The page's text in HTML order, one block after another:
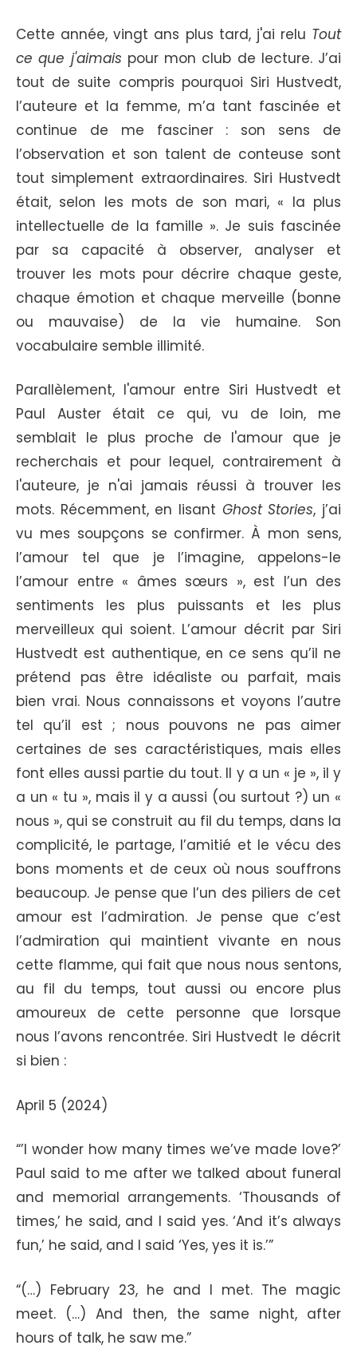
Cette année, vingt ans plus tard, j'ai relu Tout
ce que j'aimais pour mon club de lecture. J’ai
tout de suite compris pourquoi Siri Hustvedt,
l’auteure et la femme, m’a tant fascinée et
continue de me fasciner : son sens de
l’observation et son talent de conteuse sont
tout simplement extraordinaires. Siri Hustvedt
était, selon les mots de son mari, « la plus
intellectuelle de la famille ». Je suis fascinée
par sa capacité à observer, analyser et
trouver les mots pour décrire chaque geste,
chaque émotion et chaque merveille (bonne
ou mauvaise) de la vie humaine. Son
vocabulaire semble illimité.
Parallèlement, l'amour entre Siri Hustvedt et
Paul Auster était ce qui, vu de loin, me
semblait le plus proche de l'amour que je
recherchais et pour lequel, contrairement à
l'auteure, je n'ai jamais réussi à trouver les
mots. Récemment, en lisant Ghost Stories, j’ai
vu mes soupçons se confirmer. À mon sens,
l’amour tel que je l’imagine, appelons-le
l’amour entre « âmes sœurs », est l’un des
sentiments les plus puissants et les plus
merveilleux qui soient. L’amour décrit par Siri
Hustvedt est authentique, en ce sens qu’il ne
prétend pas être idéaliste ou parfait, mais
bien vrai. Nous connaissons et voyons l’autre
tel qu’il est ; nous pouvons ne pas aimer
certaines de ses caractéristiques, mais elles
font elles aussi partie du tout. Il y a un « je », il y
a un « tu », mais il y a aussi (ou surtout ?) un «
nous », qui se construit au fil du temps, dans la
complicité, le partage, l’amitié et le vécu des
bons moments et de ceux où nous souffrons
beaucoup. Je pense que l’un des piliers de cet
amour est l’admiration. Je pense que c’est
l’admiration qui maintient vivante en nous
cette flamme, qui fait que nous nous sentons,
au fil du temps, tout aussi ou encore plus
amoureux de cette personne que lorsque
nous l’avons rencontrée. Siri Hustvedt le décrit
si bien :
April 5 (2024)
“’I wonder how many times we’ve made love?’
Paul said to me after we talked about funeral
and memorial arrangements. ‘Thousands of
times,’ he said, and I said yes. ‘And it’s always
fun,’ he said, and I said ‘Yes, yes it is.’”
“(…) February 23, he and I met. The magic
meet. (…) And then, the same night, after
hours of talk, he saw me.”